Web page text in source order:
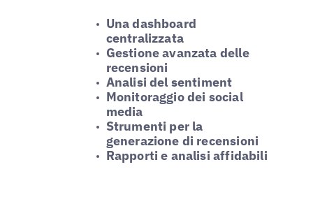
Una dashboard
centralizzata
Gestione avanzata delle
recensioni
Analisi del sentiment
Monitoraggio dei social
media
Strumenti per la
generazione di recensioni
Rapporti e analisi affidabili